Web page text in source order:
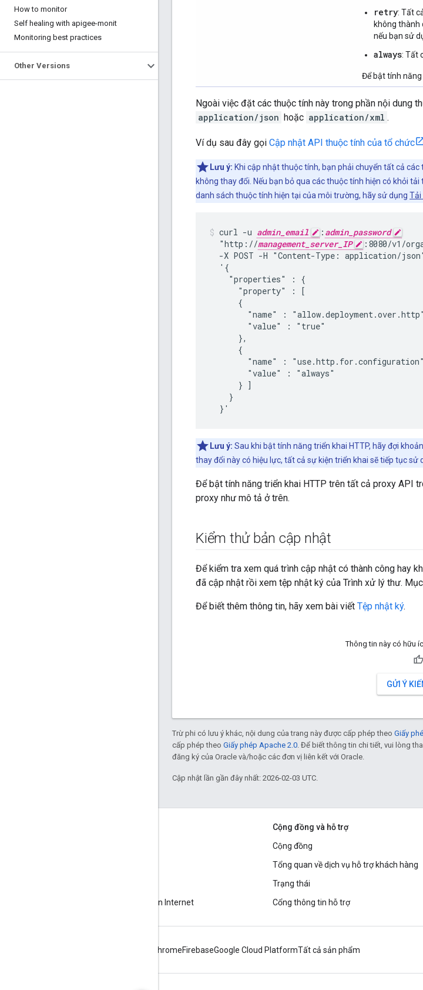
How to monitor
Self healing with apigee-monit
Monitoring best practices
Other Versions
retry: Tất
không thành
nếu bạn sử
always: Tất
Để bật tính
Ngoài việc đặt các thuộc tính này trong phần nội dung
application/json hoặc application/xml .
Ví dụ sau đây gọi Cập nhật API thuộc tính của tổ chức
Lưu ý: Khi cập nhật thuộc tính, bạn phải chuyển tất cả
không thay đổi. Nếu bạn bỏ qua các thuộc tính hiện có khỏi
danh sách thuộc tính hiện tại của môi trường, hãy sử dụng Tải
curl -u admin_email : admin_password
  "http://
management_server_IP :8080/v1/
-X POST -H "Content-Type: application/
  '{
    "properties" : {
      "property" : [
      {
"name" :
        "value" : "true"
      },
      {
"name" :
        "value" : "always"
      } ]
    }
  }'
Lưu ý: Sau khi bật tính năng triển khai HTTP, hãy đợi
thay đổi này có hiệu lực, tất cả sự kiện triển khai sẽ tiếp tục sử
Để bật tính năng triển khai HTTP trên tất cả proxy API
proxy như mô tả ở trên.
Kiểm thử bản cập nhật
Để kiểm tra xem quá trình cập nhật có thành công hay
đã cập nhật rồi xem tệp nhật ký của Trình xử lý thư.
Để biết thêm thông tin, hãy xem bài viết Tệp nhật ký.
Thông tin này có hữu
GỬI Ý
Trừ phi có lưu ý khác, nội dung của trang này được cấp phép theo Giấy
cấp phép theo Giấy phép Apache 2.0. Để biết thông tin chi tiết, vui lòng
đăng ký của Oracle và/hoặc các đơn vị liên kết với Oracle.
Cập nhật lần gần đây nhất: 2026-02-03 UTC.
Sách điện tử và truyền hình trực tiếp trên Internet
Cộng đồng và hỗ trợ
Cộng đồng
Tổng quan về dịch vụ hỗ trợ khách hàng
Trạng thái
Cổng thông tin hỗ trợ
ChromeFirebaseGoogle Cloud PlatformTất cả sản phẩm